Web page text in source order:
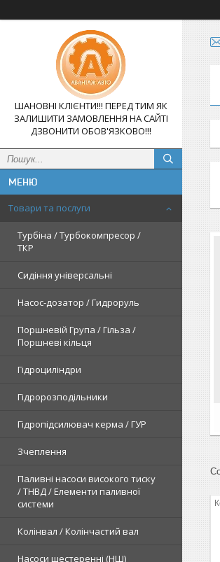
ШАНОВНІ КЛІЄНТИ!!! ПЕРЕД ТИМ ЯК
ЗАЛИШИТИ ЗАМОВЛЕННЯ НА САЙТІ
ДЗВОНИТИ ОБОВ'ЯЗКОВО!!!
Товари та послуги
Турбіна / Турбокомпресор /
ТКР
Сидіння універсальні
Насос-дозатор / Гидроруль
Поршневій Група / Гільза /
Поршневі кільця
Гідроциліндри
Гідророзподільники
Гідропідсилювач керма / ГУР
Зчеплення
Паливні насоси високого тиску
/ ТНВД / Елементи паливної
системи
Колінвал / Колінчастий вал
Насоси шестеренні (НШ)